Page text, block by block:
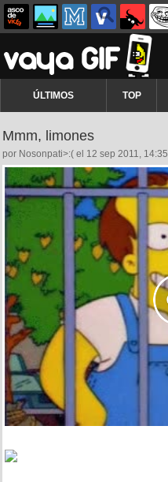
ÚLTIMOS TOP
Mmm, limones
por Nosonpati>:( el 12 sep 2011, 14:35